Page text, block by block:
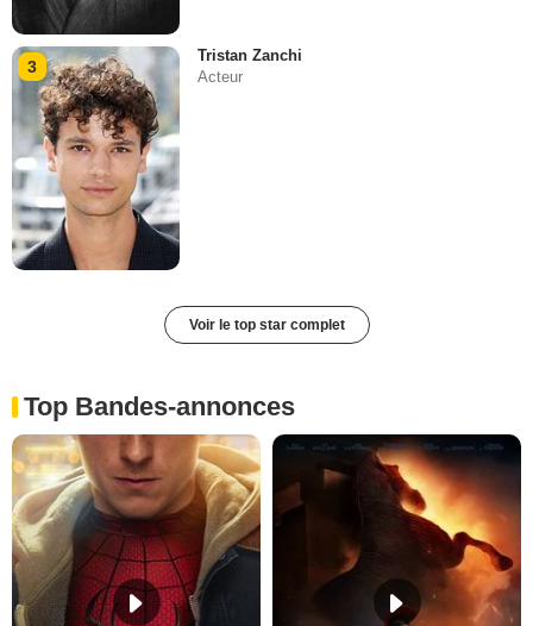
3
Tristan Zanchi
Acteur
Voir le top star complet
Top Bandes-annonces